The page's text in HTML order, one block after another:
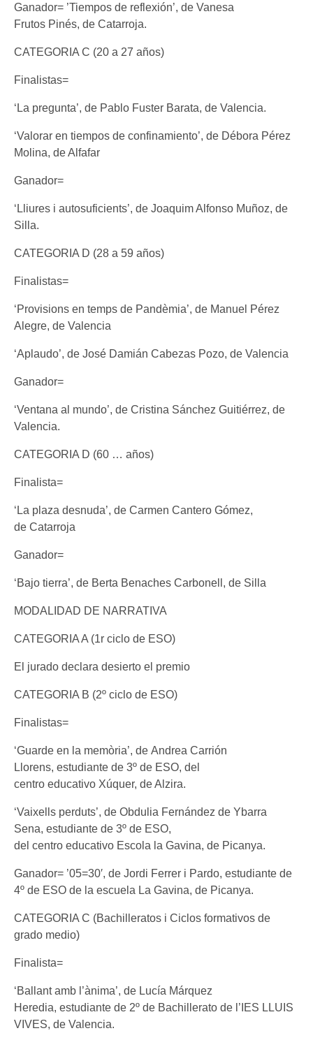
Ganador= ’Tiempos de reflexión’, de Vanesa
Frutos Pinés, de Catarroja.
CATEGORIA C (20 a 27 años)
Finalistas=
‘La pregunta’, de Pablo Fuster Barata, de Valencia.
‘Valorar en tiempos de confinamiento’, de Débora Pérez
Molina, de Alfafar
Ganador=
‘Lliures i autosuficients’, de Joaquim Alfonso Muñoz, de
Silla.
CATEGORIA D (28 a 59 años)
Finalistas=
‘Provisions en temps de Pandèmia’, de Manuel Pérez
Alegre, de Valencia
‘Aplaudo’, de José Damián Cabezas Pozo, de Valencia
Ganador=
‘Ventana al mundo’, de Cristina Sánchez Guitiérrez, de
Valencia.
CATEGORIA D (60 … años)
Finalista=
‘La plaza desnuda’, de Carmen Cantero Gómez,
de Catarroja
Ganador=
‘Bajo tierra’, de Berta Benaches Carbonell, de Silla
MODALIDAD DE NARRATIVA
CATEGORIA A (1r ciclo de ESO)
El jurado declara desierto el premio
CATEGORIA B (2º ciclo de ESO)
Finalistas=
‘Guarde en la memòria’, de Andrea Carrión
Llorens, estudiante de 3º de ESO, del
centro educativo Xúquer, de Alzira.
‘Vaixells perduts’, de Obdulia Fernández de Ybarra
Sena, estudiante de 3º de ESO,
del centro educativo Escola la Gavina, de Picanya.
Ganador= ’05=30′, de Jordi Ferrer i Pardo, estudiante de
4º de ESO de la escuela La Gavina, de Picanya.
CATEGORIA C (Bachilleratos i Ciclos formativos de
grado medio)
Finalista=
‘Ballant amb l’ànima’, de Lucía Márquez
Heredia, estudiante de 2º de Bachillerato de l’IES LLUIS
VIVES, de Valencia.